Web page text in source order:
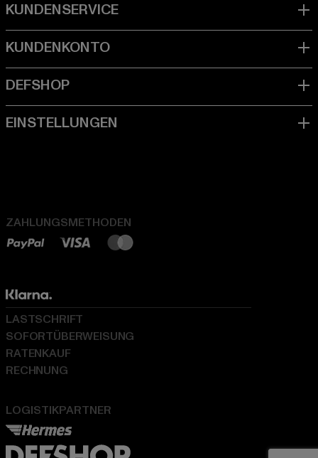
ZAHLUNGSMETHODEN
LOGISTIKPARTNER
LASTSCHRIFT
SOFORTÜBERWEISUNG
RATENKAUF
RECHNUNG